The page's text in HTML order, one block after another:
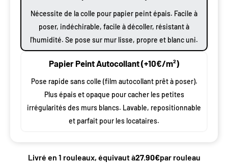
Nécessite de la colle pour papier peint épais. Facile à
poser, indéchirable, facile à décoller, résistant à
l'humidité. Se pose sur mur lisse, propre et blanc uni.
Papier Peint Autocollant (+10€/m²)
Pose rapide sans colle (film autocollant prêt à poser).
Plus épais et opaque pour cacher les petites
irrégularités des murs blancs. Lavable, repositionnable
et parfait pour les locataires.
Livré en 1 rouleaux, équivaut à27.90€par rouleau